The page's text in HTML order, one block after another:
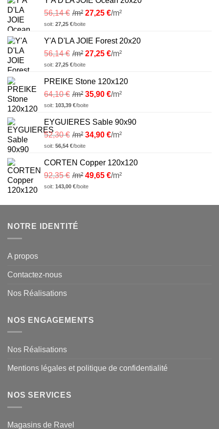
56,14€ /m² 27,25 €/m²
soit: 27,25 €/boite
Y'A D'LA JOIE Forest 20x20
56,14€ /m² 27,25 €/m²
soit: 27,25 €/boite
PREIKE Stone 120x120
64,10€ /m² 35,90 €/m²
soit: 103,39 €/boite
EYGUIERES Sable 90x90
52,30€ /m² 34,90 €/m²
soit: 56,54 €/boite
CORTEN Copper 120x120
92,35€ /m² 49,65 €/m²
soit: 143,00 €/boite
NOTRE IDENTITÉ
A propos
Contactez-nous
Nos Réalisations
NOS ENGAGEMENTS
Nos Réalisations
Mentions légales et politique de confidentialité
NOS SERVICES
Magasins de Ravel